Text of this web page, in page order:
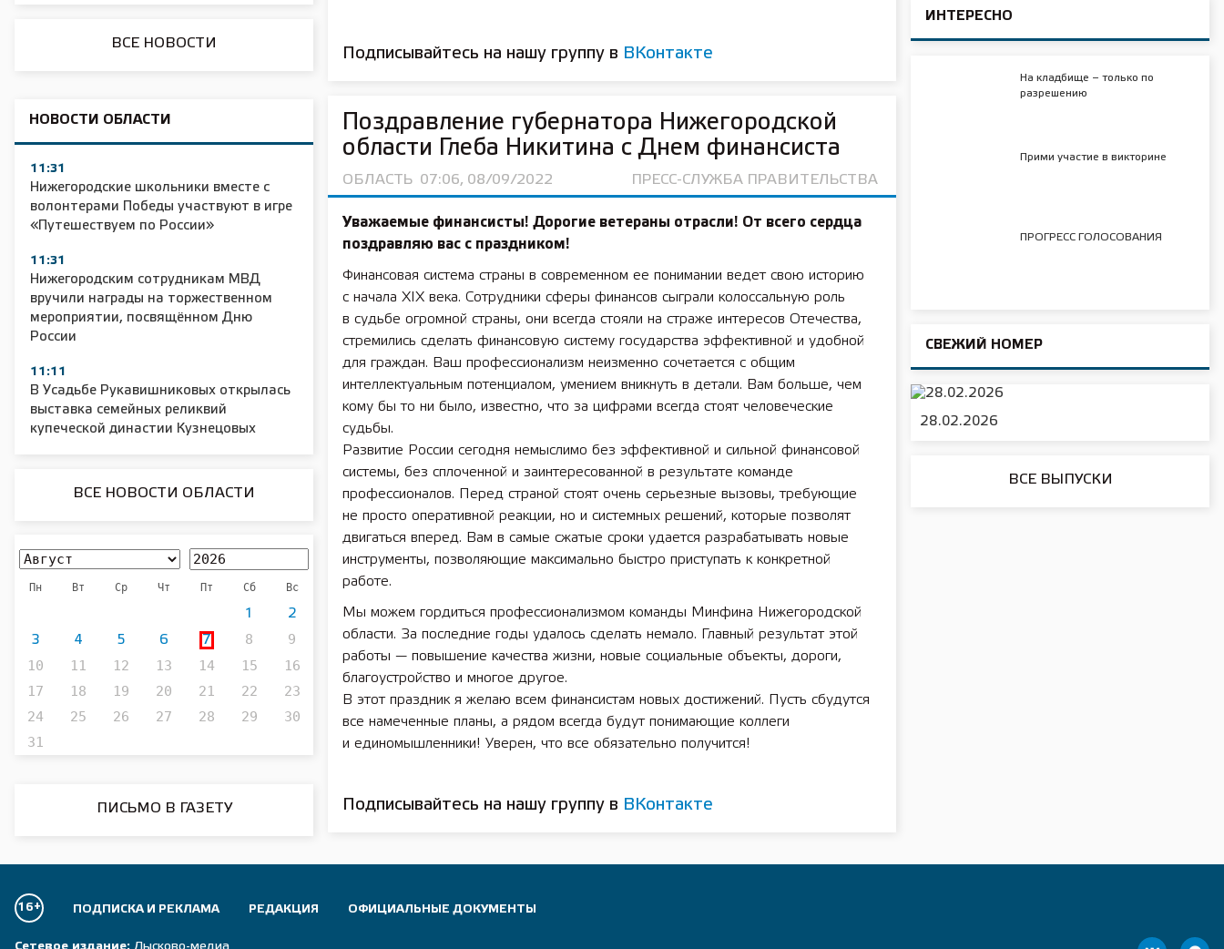
ВСЕ НОВОСТИ
НОВОСТИ ОБЛАСТИ
11:31
Нижегородские школьники вместе с
волонтерами Победы участвуют в игре
«Путешествуем по России»
11:31
Нижегородским сотрудникам МВД
вручили награды на торжественном
мероприятии, посвящённом Дню
России
11:11
В Усадьбе Рукавишниковых открылась
выставка семейных реликвий
купеческой династии Кузнецовых
ВСЕ НОВОСТИ ОБЛАСТИ
Пн Вт Ср Чт Пт Сб Вс
1 2
3 4 5 6 7 8
9
10
11 12 13 14 15
16
17
18 19 20 21 22
23
24
25 26 27 28 29
30
31
ПИСЬМО В ГАЗЕТУ
Подписывайтесь на нашу группу в ВКонтакте
Поздравление губернатора Нижегородской
области Глеба Никитина с Днем финансиста
ОБЛАСТЬ 07:06, 08/09/2022 ПРЕСС-СЛУЖБА ПРАВИТЕЛЬСТВА
Уважаемые финансисты! Дорогие ветераны отрасли! От всего сердца
поздравляю вас с праздником!
Финансовая система страны в современном ее понимании ведет свою историю
с начала XIX века. Сотрудники сферы финансов сыграли колоссальную роль
в судьбе огромной страны, они всегда стояли на страже интересов Отечества,
стремились сделать финансовую систему государства эффективной и удобной
для граждан. Ваш профессионализм неизменно сочетается с общим
интеллектуальным потенциалом, умением вникнуть в детали. Вам больше, чем
кому бы то ни было, известно, что за цифрами всегда стоят человеческие
судьбы.
Развитие России сегодня немыслимо без эффективной и сильной финансовой
системы, без сплоченной и заинтересованной в результате команде
профессионалов. Перед страной стоят очень серьезные вызовы, требующие
не просто оперативной реакции, но и системных решений, которые позволят
двигаться вперед. Вам в самые сжатые сроки удается разрабатывать новые
инструменты, позволяющие максимально быстро приступать к конкретной
работе.
Мы можем гордиться профессионализмом команды Минфина Нижегородской
области. За последние годы удалось сделать немало. Главный результат этой
работы — повышение качества жизни, новые социальные объекты, дороги,
благоустройство и многое другое.
В этот праздник я желаю всем финансистам новых достижений. Пусть сбудутся
все намеченные планы, а рядом всегда будут понимающие коллеги
и единомышленники! Уверен, что все обязательно получится!
Подписывайтесь на нашу группу в ВКонтакте
ИНТЕРЕСНО
На кладбище – только по
разрешению
Прими участие в викторине
ПРОГРЕСС ГОЛОСОВАНИЯ
СВЕЖИЙ НОМЕР
28.02.2026
ВСЕ ВЫПУСКИ
16+ ПОДПИСКА И РЕКЛАМА РЕДАКЦИЯ ОФИЦИАЛЬНЫЕ ДОКУМЕНТЫ